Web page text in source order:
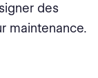
des
maintenance.